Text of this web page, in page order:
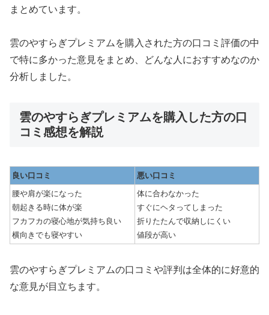
まとめています。
雲のやすらぎプレミアムを購入された方の口コミ評価の中
で特に多かった意見をまとめ、どんな人におすすめなのか
分析しました。
雲のやすらぎプレミアムを購入した方の口
コミ感想を解説
良い口コミ
悪い口コミ
腰や肩が楽になった
朝起きる時に体が楽
フカフカの寝心地が気持ち良い
横向きでも寝やすい
体に合わなかった
すぐにヘタってしまった
折りたたんで収納しにくい
値段が高い
雲のやすらぎプレミアムの口コミや評判は全体的に好意的
な意見が目立ちます。